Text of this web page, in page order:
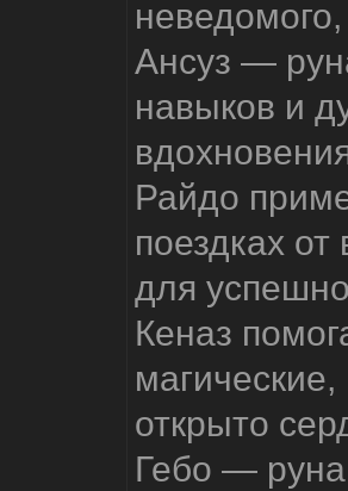
Ансуз —
навыков и
Райдо
поездках
для
Кеназ
магические,
открыто
Гебо —